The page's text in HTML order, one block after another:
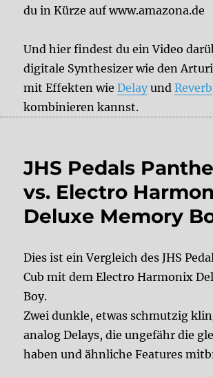
du in Kürze auf www.amazona.de
Und hier findest du ein Video
digitale Synthesizer wie den
mit Effekten wieDelay undReverb
kombinieren kannst.
JHS Pedals
vs. Electro
Deluxe Memory
Dies ist ein Vergleich des JHS
Cub mit dem Electro Harmonix
Boy.
Zwei dunkle, etwas schmutzig
analog Delays, die ungefähr die
haben und ähnliche Features